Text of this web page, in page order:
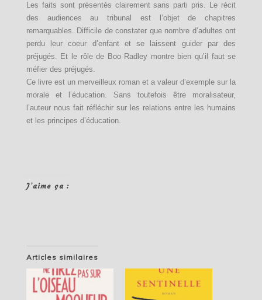
Les faits sont présentés clairement sans parti pris. Le récit
des audiences au tribunal est l’objet de chapitres
remarquables. Difficile de constater que nombre d’adultes ont
perdu leur coeur d’enfant et se laissent guider par des
préjugés. Et le rôle de Boo Radley montre bien qu’il faut se
méfier des préjugés.
Ce livre est un merveilleux roman et a valeur d’exemple sur la
morale et l’éducation. Sans toutefois être moralisateur,
l’auteur nous fait réfléchir sur les relations entre les humains
et les principes d’éducation.
J’aime ça :
Articles similaires